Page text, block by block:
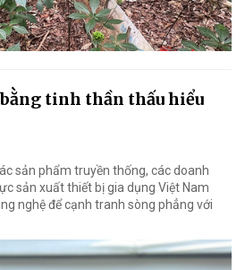
tinh thần thấu hiểu
sản phẩm truyền thống, các doanh
sản xuất thiết bị gia dụng Việt Nam
nghệ để cạnh tranh sòng phẳng với